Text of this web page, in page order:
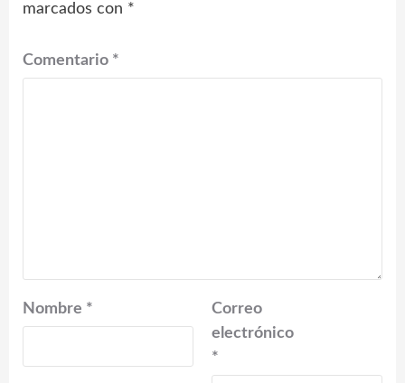
marcados con *
Comentario *
Nombre *
Correo
electrónico
*